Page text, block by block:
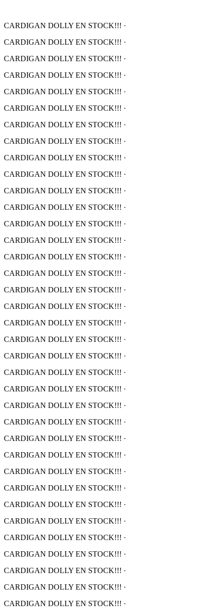
CARDIGAN DOLLY EN STOCK!!! ·
CARDIGAN DOLLY EN STOCK!!! ·
CARDIGAN DOLLY EN STOCK!!! ·
CARDIGAN DOLLY EN STOCK!!! ·
CARDIGAN DOLLY EN STOCK!!! ·
CARDIGAN DOLLY EN STOCK!!! ·
CARDIGAN DOLLY EN STOCK!!! ·
CARDIGAN DOLLY EN STOCK!!! ·
CARDIGAN DOLLY EN STOCK!!! ·
CARDIGAN DOLLY EN STOCK!!! ·
CARDIGAN DOLLY EN STOCK!!! ·
CARDIGAN DOLLY EN STOCK!!! ·
CARDIGAN DOLLY EN STOCK!!! ·
CARDIGAN DOLLY EN STOCK!!! ·
CARDIGAN DOLLY EN STOCK!!! ·
CARDIGAN DOLLY EN STOCK!!! ·
CARDIGAN DOLLY EN STOCK!!! ·
CARDIGAN DOLLY EN STOCK!!! ·
CARDIGAN DOLLY EN STOCK!!! ·
CARDIGAN DOLLY EN STOCK!!! ·
CARDIGAN DOLLY EN STOCK!!! ·
CARDIGAN DOLLY EN STOCK!!! ·
CARDIGAN DOLLY EN STOCK!!! ·
CARDIGAN DOLLY EN STOCK!!! ·
CARDIGAN DOLLY EN STOCK!!! ·
CARDIGAN DOLLY EN STOCK!!! ·
CARDIGAN DOLLY EN STOCK!!! ·
CARDIGAN DOLLY EN STOCK!!! ·
CARDIGAN DOLLY EN STOCK!!! ·
CARDIGAN DOLLY EN STOCK!!! ·
CARDIGAN DOLLY EN STOCK!!! ·
CARDIGAN DOLLY EN STOCK!!! ·
CARDIGAN DOLLY EN STOCK!!! ·
CARDIGAN DOLLY EN STOCK!!! ·
CARDIGAN DOLLY EN STOCK!!! ·
CARDIGAN DOLLY EN STOCK!!! ·